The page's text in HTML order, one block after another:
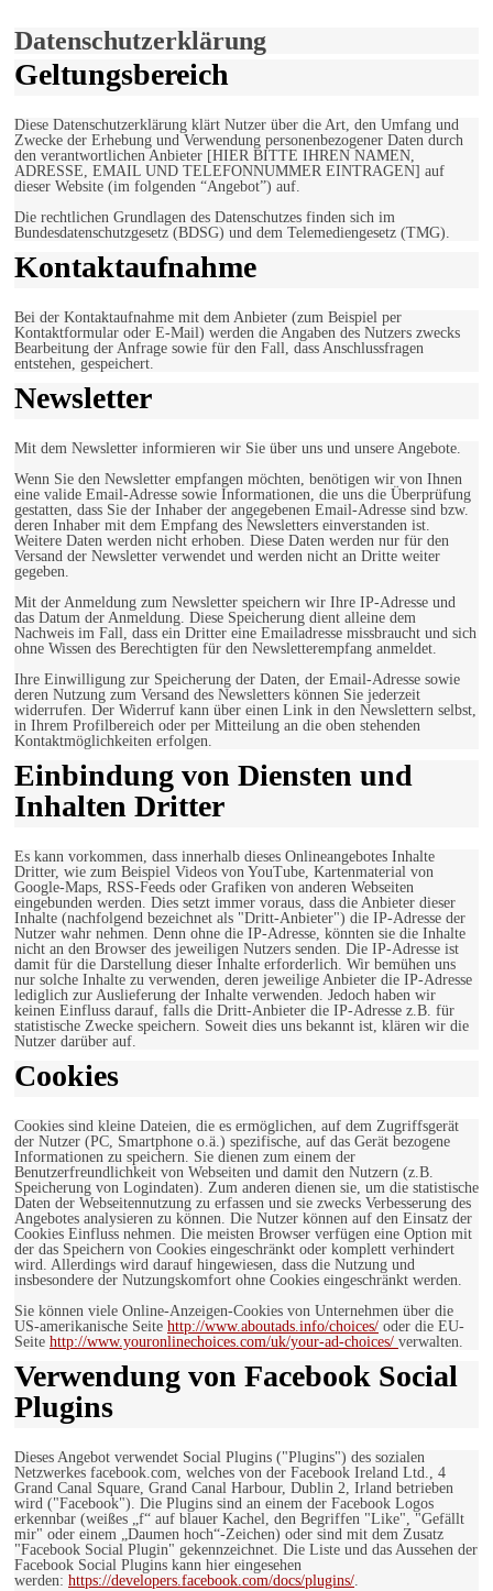
Datenschutzerklärung
Geltungsbereich
Diese Datenschutzerklärung klärt Nutzer über die Art, den Umfang und
Zwecke der Erhebung und Verwendung personenbezogener Daten durch
den verantwortlichen Anbieter [HIER BITTE IHREN NAMEN,
ADRESSE, EMAIL UND TELEFONNUMMER EINTRAGEN] auf
dieser Website (im folgenden “Angebot”) auf.
Die rechtlichen Grundlagen des Datenschutzes finden sich im
Bundesdatenschutzgesetz (BDSG) und dem Telemediengesetz (TMG).
Kontaktaufnahme
Bei der Kontaktaufnahme mit dem Anbieter (zum Beispiel per
Kontaktformular oder E-Mail) werden die Angaben des Nutzers zwecks
Bearbeitung der Anfrage sowie für den Fall, dass Anschlussfragen
entstehen, gespeichert.
Newsletter
Mit dem Newsletter informieren wir Sie über uns und unsere Angebote.
Wenn Sie den Newsletter empfangen möchten, benötigen wir von Ihnen
eine valide Email-Adresse sowie Informationen, die uns die Überprüfung
gestatten, dass Sie der Inhaber der angegebenen Email-Adresse sind bzw.
deren Inhaber mit dem Empfang des Newsletters einverstanden ist.
Weitere Daten werden nicht erhoben. Diese Daten werden nur für den
Versand der Newsletter verwendet und werden nicht an Dritte weiter
gegeben.
Mit der Anmeldung zum Newsletter speichern wir Ihre IP-Adresse und
das Datum der Anmeldung. Diese Speicherung dient alleine dem
Nachweis im Fall, dass ein Dritter eine Emailadresse missbraucht und sich
ohne Wissen des Berechtigten für den Newsletterempfang anmeldet.
Ihre Einwilligung zur Speicherung der Daten, der Email-Adresse sowie
deren Nutzung zum Versand des Newsletters können Sie jederzeit
widerrufen. Der Widerruf kann über einen Link in den Newslettern selbst,
in Ihrem Profilbereich oder per Mitteilung an die oben stehenden
Kontaktmöglichkeiten erfolgen.
Einbindung von Diensten und
Inhalten Dritter
Es kann vorkommen, dass innerhalb dieses Onlineangebotes Inhalte
Dritter, wie zum Beispiel Videos von YouTube, Kartenmaterial von
Google-Maps, RSS-Feeds oder Grafiken von anderen Webseiten
eingebunden werden. Dies setzt immer voraus, dass die Anbieter dieser
Inhalte (nachfolgend bezeichnet als "Dritt-Anbieter") die IP-Adresse der
Nutzer wahr nehmen. Denn ohne die IP-Adresse, könnten sie die Inhalte
nicht an den Browser des jeweiligen Nutzers senden. Die IP-Adresse ist
damit für die Darstellung dieser Inhalte erforderlich. Wir bemühen uns
nur solche Inhalte zu verwenden, deren jeweilige Anbieter die IP-Adresse
lediglich zur Auslieferung der Inhalte verwenden. Jedoch haben wir
keinen Einfluss darauf, falls die Dritt-Anbieter die IP-Adresse z.B. für
statistische Zwecke speichern. Soweit dies uns bekannt ist, klären wir die
Nutzer darüber auf.
Cookies
Cookies sind kleine Dateien, die es ermöglichen, auf dem Zugriffsgerät
der Nutzer (PC, Smartphone o.ä.) spezifische, auf das Gerät bezogene
Informationen zu speichern. Sie dienen zum einem der
Benutzerfreundlichkeit von Webseiten und damit den Nutzern (z.B.
Speicherung von Logindaten). Zum anderen dienen sie, um die statistische
Daten der Webseitennutzung zu erfassen und sie zwecks Verbesserung des
Angebotes analysieren zu können. Die Nutzer können auf den Einsatz der
Cookies Einfluss nehmen. Die meisten Browser verfügen eine Option mit
der das Speichern von Cookies eingeschränkt oder komplett verhindert
wird. Allerdings wird darauf hingewiesen, dass die Nutzung und
insbesondere der Nutzungskomfort ohne Cookies eingeschränkt werden.
Sie können viele Online-Anzeigen-Cookies von Unternehmen über die
US-amerikanische Seite http://www.aboutads.info/choices/ oder die EU-
Seite http://www.youronlinechoices.com/uk/your-ad-choices/ verwalten.
Verwendung von Facebook Social
Plugins
Dieses Angebot verwendet Social Plugins ("Plugins") des sozialen
Netzwerkes facebook.com, welches von der Facebook Ireland Ltd., 4
Grand Canal Square, Grand Canal Harbour, Dublin 2, Irland betrieben
wird ("Facebook"). Die Plugins sind an einem der Facebook Logos
erkennbar (weißes „f“ auf blauer Kachel, den Begriffen "Like", "Gefällt
mir" oder einem „Daumen hoch“-Zeichen) oder sind mit dem Zusatz
"Facebook Social Plugin" gekennzeichnet. Die Liste und das Aussehen der
Facebook Social Plugins kann hier eingesehen
werden: https://developers.facebook.com/docs/plugins/.